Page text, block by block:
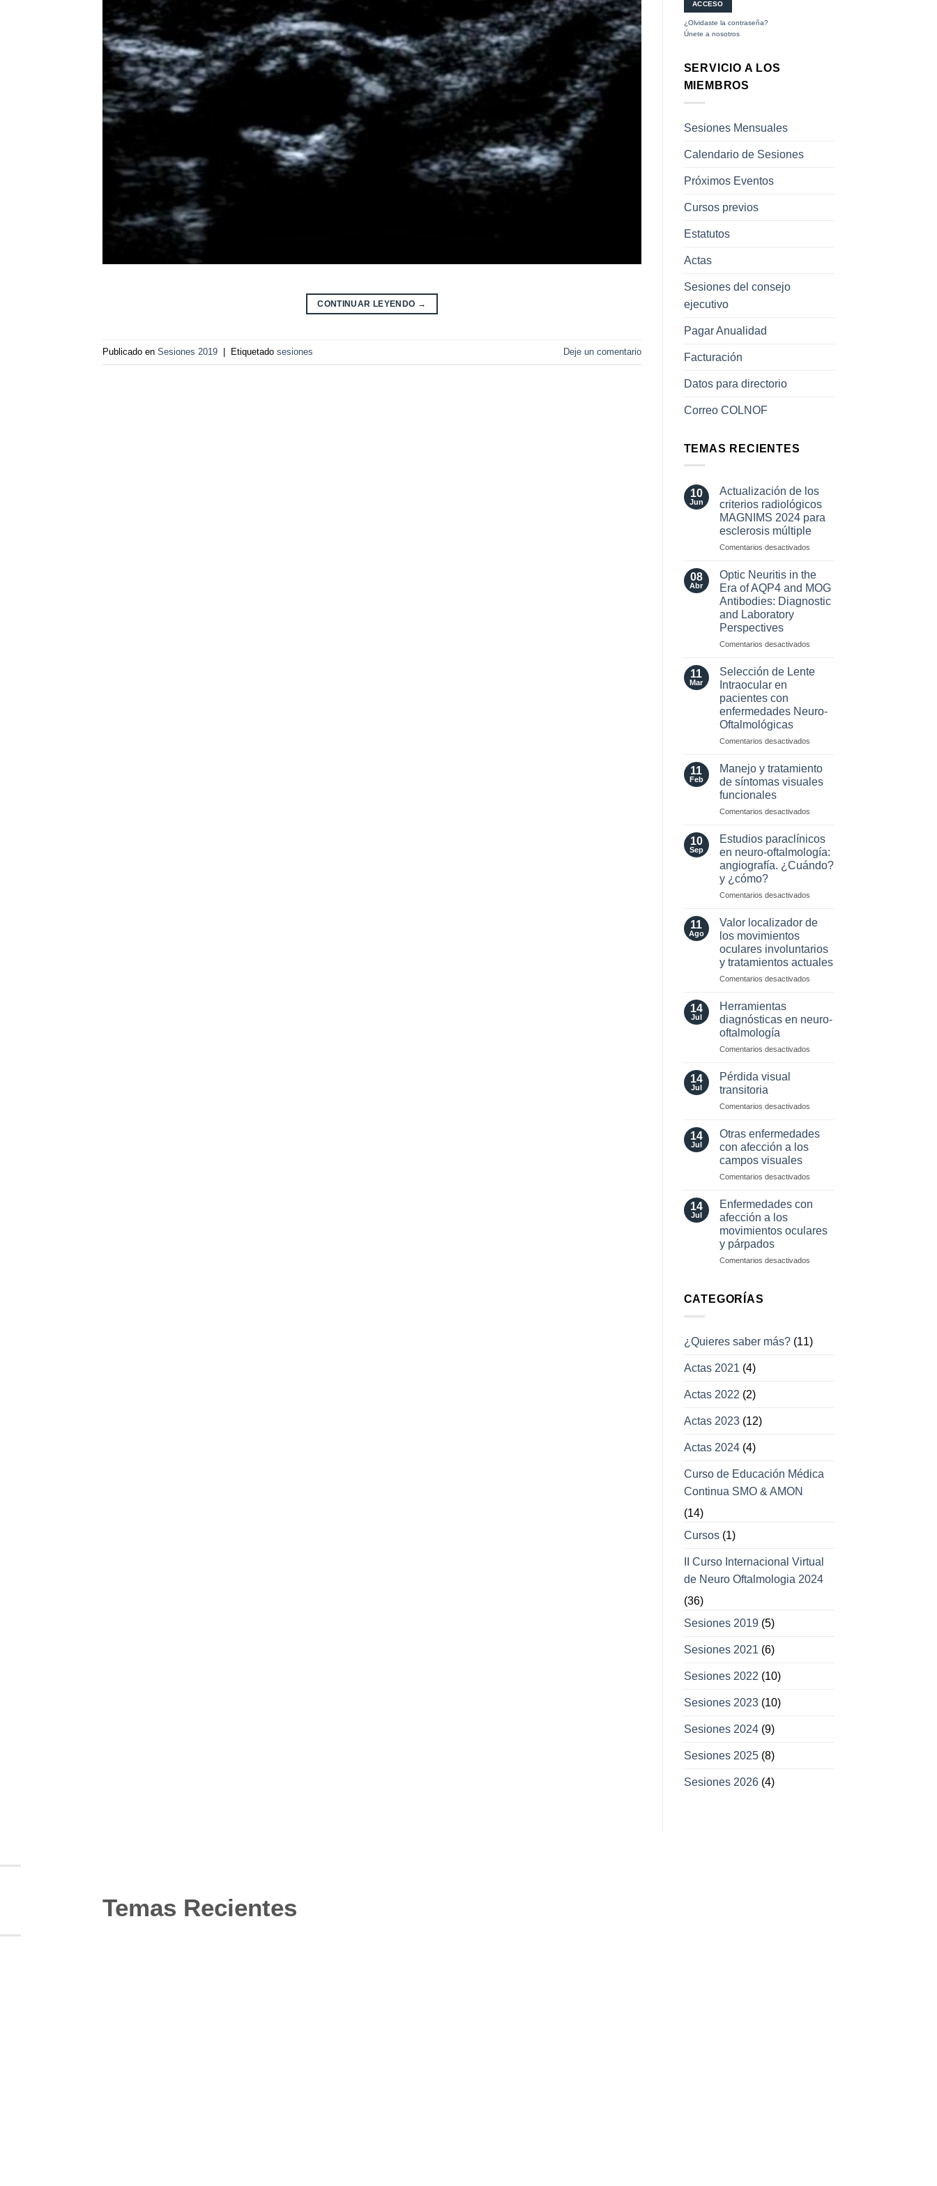
CONTINUAR LEYENDO →
Publicado en Sesiones 2019 | Etiquetado sesiones Deje un comentario
¿Olvidaste la contraseña?
Únete a nosotros
SERVICIO A LOS
MIEMBROS
Sesiones Mensuales
Calendario de Sesiones
Próximos Eventos
Cursos previos
Estatutos
Actas
Sesiones del consejo
ejecutivo
Pagar Anualidad
Facturación
Datos para directorio
Correo COLNOF
TEMAS RECIENTES
10
Jun
Actualización de los
criterios radiológicos
MAGNIMS 2024 para
esclerosis múltiple
Comentarios desactivadosen
los
criterios
radiológicos
para
08
Abr
Optic Neuritis in the
Era of AQP4 and MOG
Antibodies: Diagnostic
and Laboratory
Perspectives
Comentarios desactivadosen
of
and
Diagnostic
and
Perspectives
11
Mar
Selección de Lente
Intraocular en
pacientes con
enfermedades Neuro-
Oftalmológicas
Comentarios desactivadosen
de
Lente
Intraocular
pacientes
enfermedades
Neuro-
Oftalmológicas
11
Feb
Manejo y tratamiento
de síntomas visuales
funcionales
Comentarios desactivadosen
tratamiento
de
síntomas
funcionales
10
Sep
Estudios paraclínicos
en neuro-oftalmología:
angiografía. ¿Cuándo?
y ¿cómo?
Comentarios desactivadosen
paraclínicos
oftalmología:
angiografía.
¿Cuándo?
11
Ago
Valor localizador de
los movimientos
oculares involuntarios
y tratamientos actuales
Comentarios desactivadosen
los
oculares
14
Jul
Herramientas
diagnósticas en neuro-
oftalmología
Comentarios desactivadosen
oftalmología
14
Jul
Pérdida visual
transitoria
Comentarios desactivadosen
14
Jul
Otras enfermedades
con afección a los
campos visuales
Comentarios desactivadosen
a
campos
14
Jul
Enfermedades con
afección a los
movimientos oculares
y párpados
Comentarios desactivadosen
oculares
CATEGORÍAS
¿Quieres saber más?(11)
Actas 2021 (4)
Actas 2022 (2)
Actas 2023(12)
Actas 2024(4)
Curso de Educación Médica
Continua SMO & AMON
(14)
Cursos(1)
II Curso Internacional Virtual
de Neuro Oftalmologia 2024
(36)
Sesiones 2019(5)
Sesiones 2021 (6)
Sesiones 2022 (10)
Sesiones 2023(10)
Sesiones 2024(9)
Sesiones 2025(8)
Sesiones 2026(4)
Temas Recientes